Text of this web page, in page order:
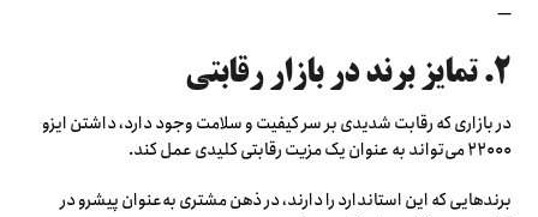
—
۲. تمایز برند در بازار رقابتی
در بازاری که رقابت شدیدی بر سر کیفیت و سلامت وجود دارد، داشتن ایزو
۲۲۰۰۰ می‌تواند به عنوان یک مزیت رقابتی کلیدی عمل کند.
برندهایی که این استاندارد را دارند، در ذهن مشتری به‌عنوان پیشرو در